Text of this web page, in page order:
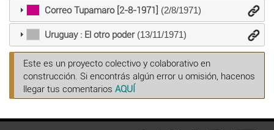
Correo Tupamaro [2-8-1971] (2/8/1971)
Uruguay : El otro poder(13/11/1971)
Este es un proyecto colectivo y colaborativo en
construcción. Si encontrás algún error u omisión, hacenos
llegar tus comentarios AQUÍ